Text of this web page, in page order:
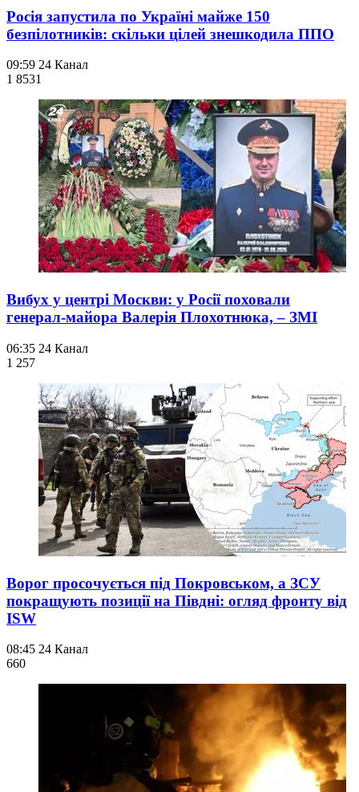
Росія запустила по Україні майже 150
безпілотників: скільки цілей знешкодила ППО
09:59 24 Канал
1 8531
Вибух у центрі Москви: у Росії поховали
генерал-майора Валерія Плохотнюка, – ЗМІ
06:35 24 Канал
1 257
Ворог просочується під Покровськом, а ЗСУ
покращують позиції на Півдні: огляд фронту від
ISW
08:45 24 Канал
660